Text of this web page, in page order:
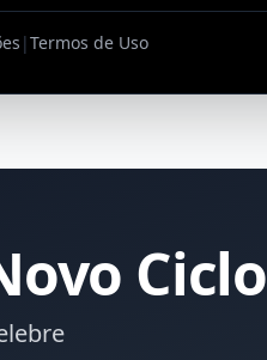
|Termos de Uso
Ciclo